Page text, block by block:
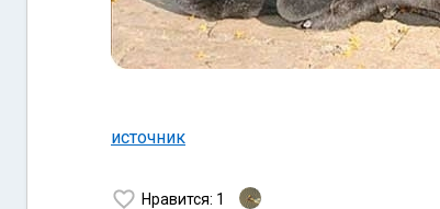
источник
Нравится: 1